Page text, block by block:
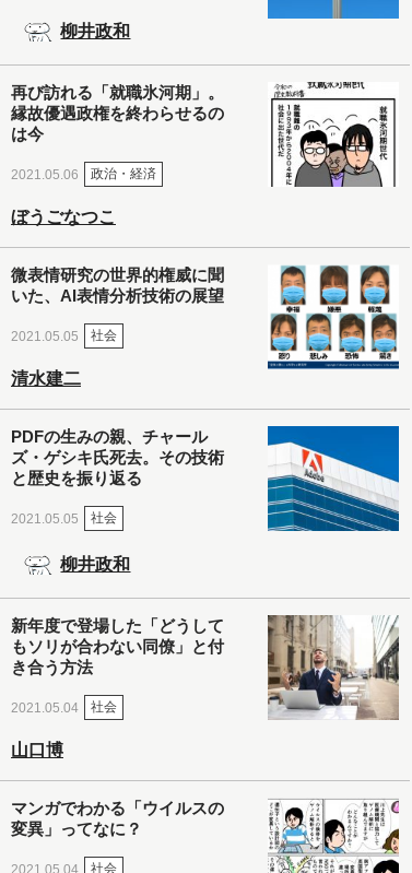
柳井政和
再び訪れる「就職氷河期」。
縁故優遇政権を終わらせるの
は今
2021.05.06 政治・経済
ぼうごなつこ
微表情研究の世界的権威に聞
いた、AI表情分析技術の展望
2021.05.05 社会
清水建二
PDFの生みの親、チャール
ズ・ゲシキ氏死去。その技術
と歴史を振り返る
2021.05.05 社会
柳井政和
新年度で登場した「どうして
もソリが合わない同僚」と付
き合う方法
2021.05.04 社会
山口博
マンガでわかる「ウイルスの
変異」ってなに？
2021.05.04 社会